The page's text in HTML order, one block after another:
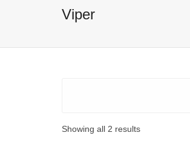
Viper
Showing all 2 results